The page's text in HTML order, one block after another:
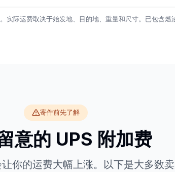
实际运费取决于始发地、目的地、重量和尺寸。已包含燃
寄件前先了解
意的 UPS 附加费
你的运费大幅上涨。以下是大多数